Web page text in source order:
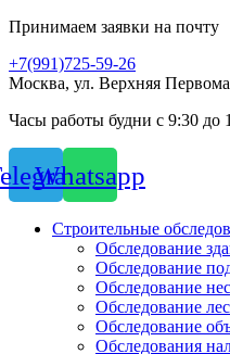
Принимаем заявки на почту
+7(991)725-59-26
Москва, ул. Верхняя
Часы работы будни с 9:30 до
Whatsapp
Строительные
Обследование
Обследование
Обследование
Обследование
Обследование
Обследования